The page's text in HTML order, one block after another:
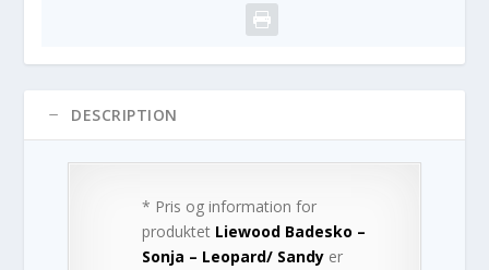
DESCRIPTION
* Pris og information for
produktet Liewood Badesko –
Sonja – Leopard/ Sandy er